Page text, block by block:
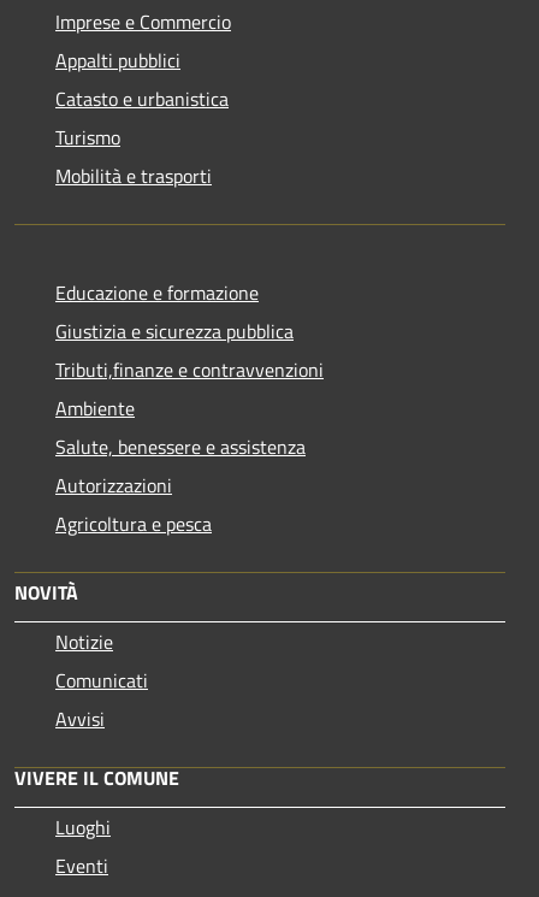
Imprese e Commercio
Appalti pubblici
Catasto e urbanistica
Turismo
Mobilità e trasporti
Educazione e formazione
Giustizia e sicurezza pubblica
Tributi,finanze e contravvenzioni
Ambiente
Salute, benessere e assistenza
Autorizzazioni
Agricoltura e pesca
NOVITÀ
Notizie
Comunicati
Avvisi
VIVERE IL COMUNE
Luoghi
Eventi